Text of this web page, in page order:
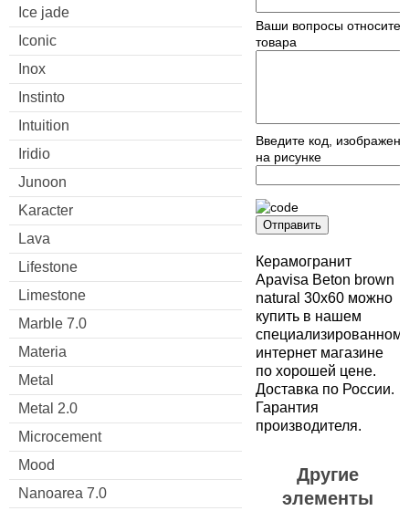
Ice jade
Iconic
Inox
Instinto
Intuition
Iridio
Junoon
Karacter
Lava
Lifestone
Limestone
Marble 7.0
Materia
Metal
Metal 2.0
Microcement
Mood
Nanoarea 7.0
Ваши вопросы
товара
Введите код,
на рисунке
Отправить
Керамогранит
Apavisa Beton brown
natural 30x60 можно
купить в нашем
специализированном
интернет магазине
по хорошей цене.
Доставка по России.
Гарантия
производителя.
Другие
элементы